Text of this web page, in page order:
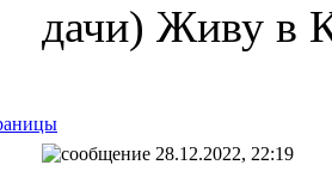
дачи) Живу в
28.12.2022, 22:19